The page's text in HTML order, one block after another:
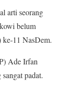
arti seorang
belum
ke-11 NasDem.
Ade Irfan
padat.